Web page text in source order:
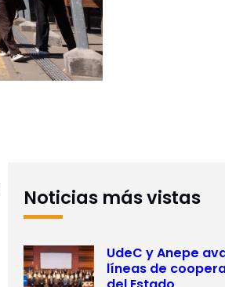
Noticias más vistas
UdeC y Anepe
líneas de